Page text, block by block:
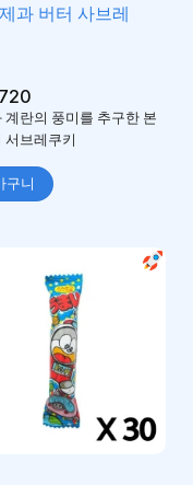
과 버터 사브레
계란의 풍미를 추구한 본
서브레쿠키
구니